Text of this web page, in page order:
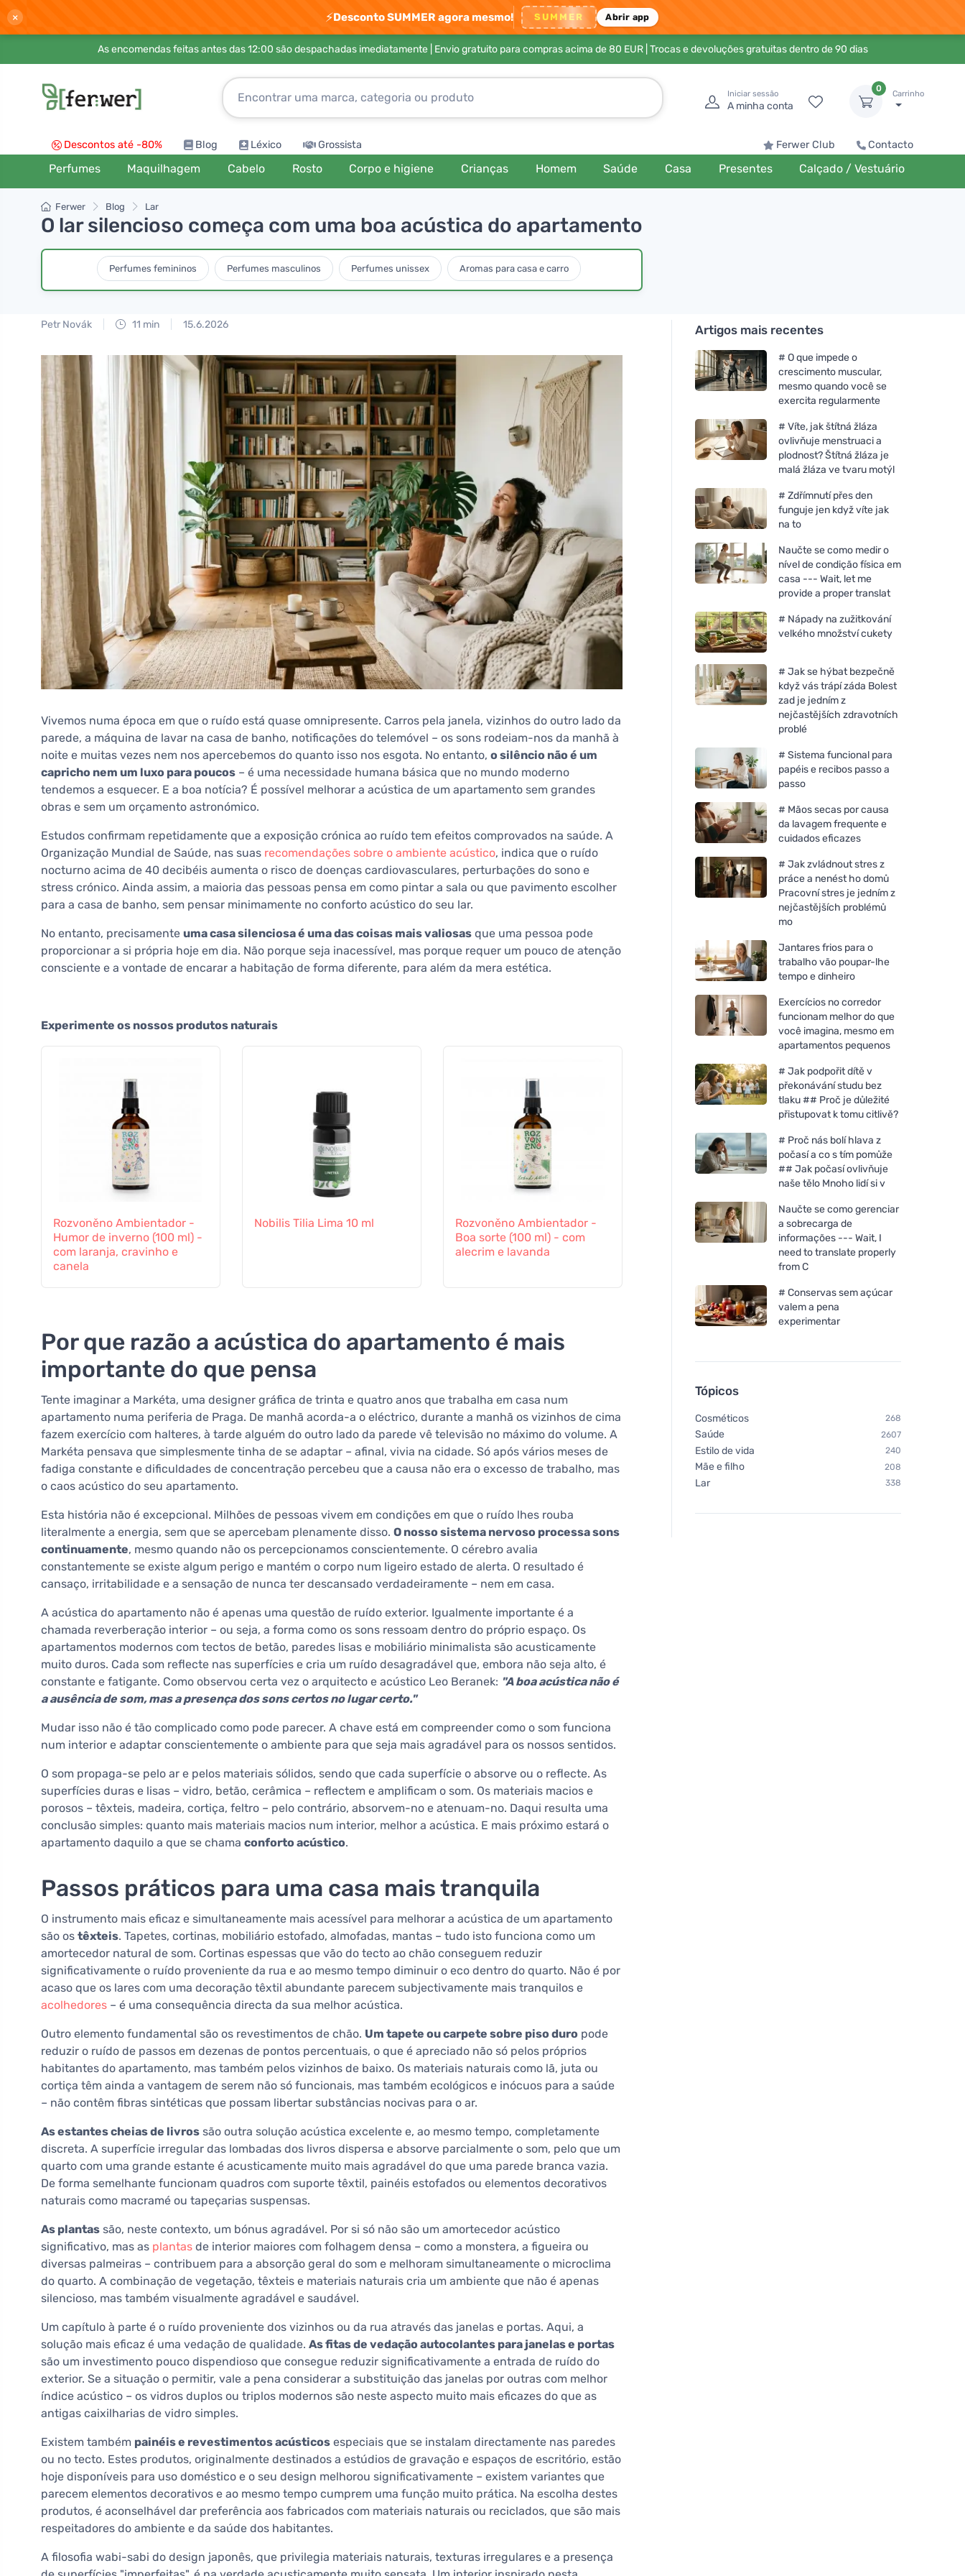
× ⚡Desconto SUMMER agora mesmo! SUMMER Abrir app
As encomendas feitas antes das 12:00 são despachadas imediatamente | Envio gratuito para compras acima de 80 EUR| Trocas e devoluções gratuitas dentro de 90 dias
Iniciar sessão
A minha conta
0
Carrinho
Descontos até -80% Blog Léxico Grossista Ferwer Club Contacto
Perfumes Maquilhagem Cabelo Rosto Corpo e higiene Crianças Homem Saúde Casa Presentes Calçado / Vestuário
Ferwer Blog Lar
O lar silencioso começa com uma boa acústica do apartamento
Perfumes femininos Perfumes masculinos Perfumes unissex Aromas para casa e carro
Petr Novák 11 min 15.6.2026
Vivemos numa época em que o ruído está quase omnipresente. Carros pela janela, vizinhos do outro lado da
parede, a máquina de lavar na casa de banho, notificações do telemóvel – os sons rodeiam-nos da manhã à
noite e muitas vezes nem nos apercebemos do quanto isso nos esgota. No entanto, o silêncio não é um
capricho nem um luxo para poucos – é uma necessidade humana básica que no mundo moderno
tendemos a esquecer. E a boa notícia? É possível melhorar a acústica de um apartamento sem grandes
obras e sem um orçamento astronómico.
Estudos confirmam repetidamente que a exposição crónica ao ruído tem efeitos comprovados na saúde. A
Organização Mundial de Saúde, nas suas recomendações sobre o ambiente acústico, indica que o ruído
nocturno acima de 40 decibéis aumenta o risco de doenças cardiovasculares, perturbações do sono e
stress crónico. Ainda assim, a maioria das pessoas pensa em como pintar a sala ou que pavimento escolher
para a casa de banho, sem pensar minimamente no conforto acústico do seu lar.
No entanto, precisamente uma casa silenciosa é uma das coisas mais valiosas que uma pessoa pode
proporcionar a si própria hoje em dia. Não porque seja inacessível, mas porque requer um pouco de atenção
consciente e a vontade de encarar a habitação de forma diferente, para além da mera estética.
Experimente os nossos produtos naturais
Rozvoněno Ambientador -
Humor de inverno (100 ml) -
com laranja, cravinho e
canela
Nobilis Tilia Lima 10 ml
Rozvoněno Ambientador -
Boa sorte (100 ml) - com
alecrim e lavanda
Mulieres Vela em vidro - sem
perfume (180 ml) - até 35
Por que razão a acústica do apartamento é mais
importante do que pensa
Tente imaginar a Markéta, uma designer gráfica de trinta e quatro anos que trabalha em casa num
apartamento numa periferia de Praga. De manhã acorda-a o eléctrico, durante a manhã os vizinhos de cima
fazem exercício com halteres, à tarde alguém do outro lado da parede vê televisão no máximo do volume. A
Markéta pensava que simplesmente tinha de se adaptar – afinal, vivia na cidade. Só após vários meses de
fadiga constante e dificuldades de concentração percebeu que a causa não era o excesso de trabalho, mas
o caos acústico do seu apartamento.
Esta história não é excepcional. Milhões de pessoas vivem em condições em que o ruído lhes rouba
literalmente a energia, sem que se apercebam plenamente disso. O nosso sistema nervoso processa sons
continuamente, mesmo quando não os percepcionamos conscientemente. O cérebro avalia
constantemente se existe algum perigo e mantém o corpo num ligeiro estado de alerta. O resultado é
cansaço, irritabilidade e a sensação de nunca ter descansado verdadeiramente – nem em casa.
A acústica do apartamento não é apenas uma questão de ruído exterior. Igualmente importante é a
chamada reverberação interior – ou seja, a forma como os sons ressoam dentro do próprio espaço. Os
apartamentos modernos com tectos de betão, paredes lisas e mobiliário minimalista são acusticamente
muito duros. Cada som reflecte nas superfícies e cria um ruído desagradável que, embora não seja alto, é
constante e fatigante. Como observou certa vez o arquitecto e acústico Leo Beranek: "A boa acústica não é
a ausência de som, mas a presença dos sons certos no lugar certo."
Mudar isso não é tão complicado como pode parecer. A chave está em compreender como o som funciona
num interior e adaptar conscientemente o ambiente para que seja mais agradável para os nossos sentidos.
O som propaga-se pelo ar e pelos materiais sólidos, sendo que cada superfície o absorve ou o reflecte. As
superfícies duras e lisas – vidro, betão, cerâmica – reflectem e amplificam o som. Os materiais macios e
porosos – têxteis, madeira, cortiça, feltro – pelo contrário, absorvem-no e atenuam-no. Daqui resulta uma
conclusão simples: quanto mais materiais macios num interior, melhor a acústica. E mais próximo estará o
apartamento daquilo a que se chama conforto acústico.
Passos práticos para uma casa mais tranquila
O instrumento mais eficaz e simultaneamente mais acessível para melhorar a acústica de um apartamento
são os têxteis. Tapetes, cortinas, mobiliário estofado, almofadas, mantas – tudo isto funciona como um
amortecedor natural de som. Cortinas espessas que vão do tecto ao chão conseguem reduzir
significativamente o ruído proveniente da rua e ao mesmo tempo diminuir o eco dentro do quarto. Não é por
acaso que os lares com uma decoração têxtil abundante parecem subjectivamente mais tranquilos e
acolhedores – é uma consequência directa da sua melhor acústica.
Outro elemento fundamental são os revestimentos de chão. Um tapete ou carpete sobre piso duro pode
reduzir o ruído de passos em dezenas de pontos percentuais, o que é apreciado não só pelos próprios
habitantes do apartamento, mas também pelos vizinhos de baixo. Os materiais naturais como lã, juta ou
cortiça têm ainda a vantagem de serem não só funcionais, mas também ecológicos e inócuos para a saúde
– não contêm fibras sintéticas que possam libertar substâncias nocivas para o ar.
As estantes cheias de livros são outra solução acústica excelente e, ao mesmo tempo, completamente
discreta. A superfície irregular das lombadas dos livros dispersa e absorve parcialmente o som, pelo que um
quarto com uma grande estante é acusticamente muito mais agradável do que uma parede branca vazia.
De forma semelhante funcionam quadros com suporte têxtil, painéis estofados ou elementos decorativos
naturais como macramé ou tapeçarias suspensas.
As plantas são, neste contexto, um bónus agradável. Por si só não são um amortecedor acústico
significativo, mas as plantas de interior maiores com folhagem densa – como a monstera, a figueira ou
diversas palmeiras – contribuem para a absorção geral do som e melhoram simultaneamente o microclima
do quarto. A combinação de vegetação, têxteis e materiais naturais cria um ambiente que não é apenas
silencioso, mas também visualmente agradável e saudável.
Um capítulo à parte é o ruído proveniente dos vizinhos ou da rua através das janelas e portas. Aqui, a
solução mais eficaz é uma vedação de qualidade. As fitas de vedação autocolantes para janelas e portas
são um investimento pouco dispendioso que consegue reduzir significativamente a entrada de ruído do
exterior. Se a situação o permitir, vale a pena considerar a substituição das janelas por outras com melhor
índice acústico – os vidros duplos ou triplos modernos são neste aspecto muito mais eficazes do que as
antigas caixilharias de vidro simples.
Existem também painéis e revestimentos acústicos especiais que se instalam directamente nas paredes
ou no tecto. Estes produtos, originalmente destinados a estúdios de gravação e espaços de escritório, estão
hoje disponíveis para uso doméstico e o seu design melhorou significativamente – existem variantes que
parecem elementos decorativos e ao mesmo tempo cumprem uma função muito prática. Na escolha destes
produtos, é aconselhável dar preferência aos fabricados com materiais naturais ou reciclados, que são mais
respeitadores do ambiente e da saúde dos habitantes.
A filosofia wabi-sabi do design japonês, que privilegia materiais naturais, texturas irregulares e a presença
Artigos mais recentes
# O que impede o
crescimento muscular,
mesmo quando você se
exercita regularmente
# Víte, jak štítná žláza
ovlivňuje menstruaci a
plodnost? Štítná žláza je
malá žláza ve tvaru motýl
# Zdřímnutí přes den
funguje jen když víte jak
na to
Naučte se como medir o
nível de condição física em
casa --- Wait, let me
provide a proper translat
# Nápady na zužitkování
velkého množství cukety
# Jak se hýbat bezpečně
když vás trápí záda Bolest
zad je jedním z
nejčastějších zdravotních
problé
# Sistema funcional para
papéis e recibos passo a
passo
# Mãos secas por causa
da lavagem frequente e
cuidados eficazes
# Jak zvládnout stres z
práce a nenést ho domů
Pracovní stres je jedním z
nejčastějších problémů
mo
Jantares frios para o
trabalho vão poupar-lhe
tempo e dinheiro
Exercícios no corredor
funcionam melhor do que
você imagina, mesmo em
apartamentos pequenos
# Jak podpořit dítě v
překonávání studu bez
tlaku ## Proč je důležité
přistupovat k tomu citlivě?
# Proč nás bolí hlava z
počasí a co s tím pomůže
## Jak počasí ovlivňuje
naše tělo Mnoho lidí si v
Naučte se como gerenciar
a sobrecarga de
informações --- Wait, I
need to translate properly
from C
# Conservas sem açúcar
valem a pena
experimentar
Tópicos
Cosméticos 268
Saúde 2607
Estilo de vida 240
Mãe e filho 208
Lar 338